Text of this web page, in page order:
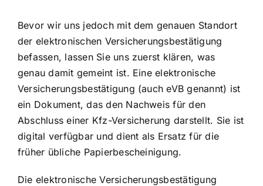
Bevor wir uns jedoch mit dem genauen Standort
der elektronischen Versicherungsbestätigung
befassen, lassen Sie uns zuerst klären, was
genau damit gemeint ist. Eine elektronische
Versicherungsbestätigung (auch eVB genannt) ist
ein Dokument, das den Nachweis für den
Abschluss einer Kfz-Versicherung darstellt. Sie ist
digital verfügbar und dient als Ersatz für die
früher übliche Papierbescheinigung.
Die elektronische Versicherungsbestätigung